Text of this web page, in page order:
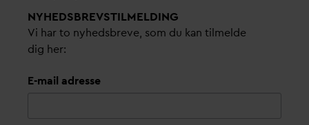
NYHEDSBREVS­TILMELDING
Vi har to nyhedsbreve, som du kan tilmelde
dig her:
E-mail adresse